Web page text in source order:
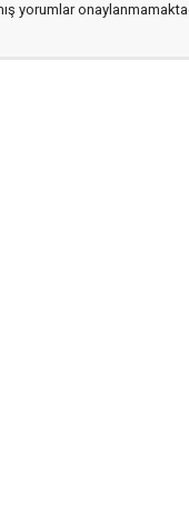
yorumlar